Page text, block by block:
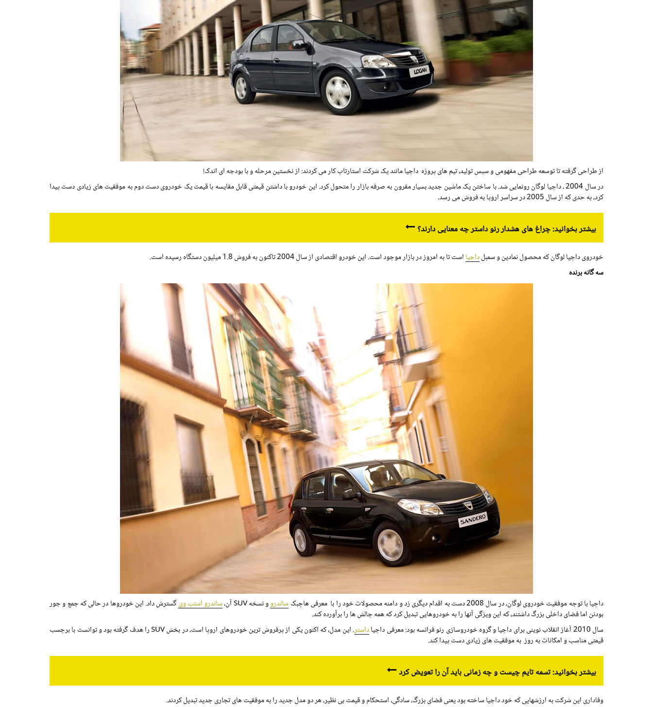
از طراحی گرفته تا توسعه طراحی مفهومی و سپس تولید، تیم های پروژه داچیا مانند یک شرکت استارتاپ کار می کردند: از نخستین مرحله و با بودجه ای اندک!
در سال 2004 ، داچیا لوگان رونمایی شد. با ساختن یک ماشین جدید بسیار مقرون به صرفه بازار را متحول کرد. این خودرو با داشتن قیمتی قابل مقایسه با قیمت یک خودروی دست دوم به موفقیت های زیادی دست پیدا
کرد، به حدی که از سال 2005 در سراسر اروپا به فروش می رسد.
بیشتر بخوانید: چراغ های هشدار رنو داستر چه معنایی دارند؟
خودروی داچیا لوگان که محصول نمادین و سمبلداچیااست تا به امروز در بازار موجود است. این خودرو اقتصادی از سال 2004 تاکنون به فروش 1.8 میلیون دستگاه رسیده است.
سه گانه برنده
داچیا با توجه موفقیت خودروی لوگان، در سال 2008 دست به اقدام دیگری زد و دامنه محصولات خود را با معرفی هاچبک ساندروو نسخه SUV آن، ساندرو استپ ویگسترش داد. این خودروها در حالی که جمع و جور
بودنن اما فضای داخلی بزرگ داشتند، که این ویژگی آنها را به خودروهایی تبدیل کرد که همه چالش ها را برآورده کند.
سال 2010 آغاز انقلاب نوینی برای داچیا و گروه خودروسازی رنو فرانسه بود: معرفی داچیا
داستر
. این مدل، که اکنون یکی از پرفروش ترین خودروهای اروپا است، در بخش SUV را هدف گرفته بود و توانست با برچسب
قیمتی مناسب و امکانات به روز به موفقیت های زیادی دست پیدا کند.
بیشتر بخوانید: تسمه تایم چیست و چه زمانی باید آن را تعویض کرد
وفاداری این شرکت به ارزشهایی که خود داچیا ساخته بود یعنی فضای بزرگ، سادگی، استحکام و قیمت بی نظیر، هر دو مدل جدید را به موفقیت های تجاری جدید تبدیل کردند.